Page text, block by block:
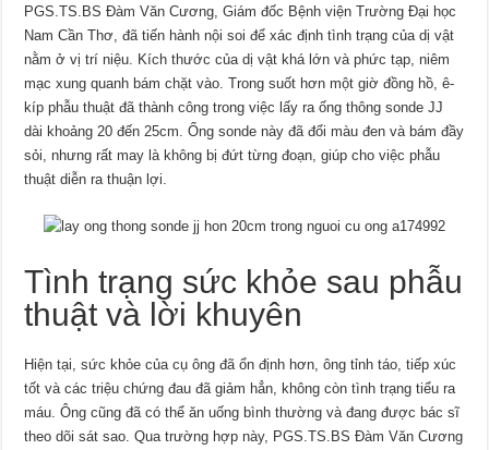
PGS.TS.BS Đàm Văn Cương, Giám đốc Bệnh viện Trường Đại học
Nam Cần Thơ, đã tiến hành nội soi để xác định tình trạng của dị vật
nằm ở vị trí niệu. Kích thước của dị vật khá lớn và phức tạp, niêm
mạc xung quanh bám chặt vào. Trong suốt hơn một giờ đồng hồ, ê-
kíp phẫu thuật đã thành công trong việc lấy ra ống thông sonde JJ
dài khoảng 20 đến 25cm. Ống sonde này đã đổi màu đen và bám đầy
sỏi, nhưng rất may là không bị đứt từng đoạn, giúp cho việc phẫu
thuật diễn ra thuận lợi.
Tình trạng sức khỏe sau phẫu
thuật và lời khuyên
Hiện tại, sức khỏe của cụ ông đã ổn định hơn, ông tỉnh táo, tiếp xúc
tốt và các triệu chứng đau đã giảm hẳn, không còn tình trạng tiểu ra
máu. Ông cũng đã có thể ăn uống bình thường và đang được bác sĩ
theo dõi sát sao. Qua trường hợp này, PGS.TS.BS Đàm Văn Cương